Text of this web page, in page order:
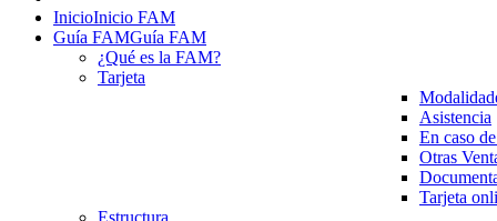
InicioInicio FAM
Guía FAMGuía FAM
¿Qué es la FAM?
Tarjeta
Asistencia
En caso
Otras
Tarjeta
Estructura